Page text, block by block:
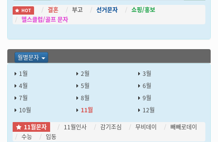
HOT 결혼 부고 선거문자
쇼핑/홍보
헬스클럽/골프 문자
월별문자
1월
2월
3월
4월
5월
6월
7월
8월
9월
10월
11월
12월
11월문자
11월인사 감기조심 무비데이
빼빼로데이
수능
입동